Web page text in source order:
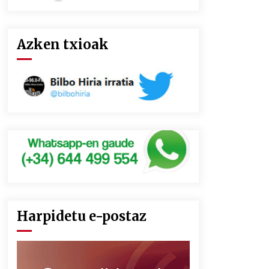
Azken txioak
Harpidetu e-postaz